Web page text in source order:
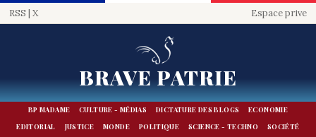
RSS | X Espace prive
BRAVE PATRIE
BP MADAME CULTURE - MÉDIAS DICTATURE DES BLOGS
ECONOMIE
EDITORIAL
JUSTICE MONDE POLITIQUE SCIENCE - TECHNO
SOCIÉTÉ